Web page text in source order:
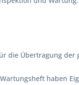
die Übertragung
haben